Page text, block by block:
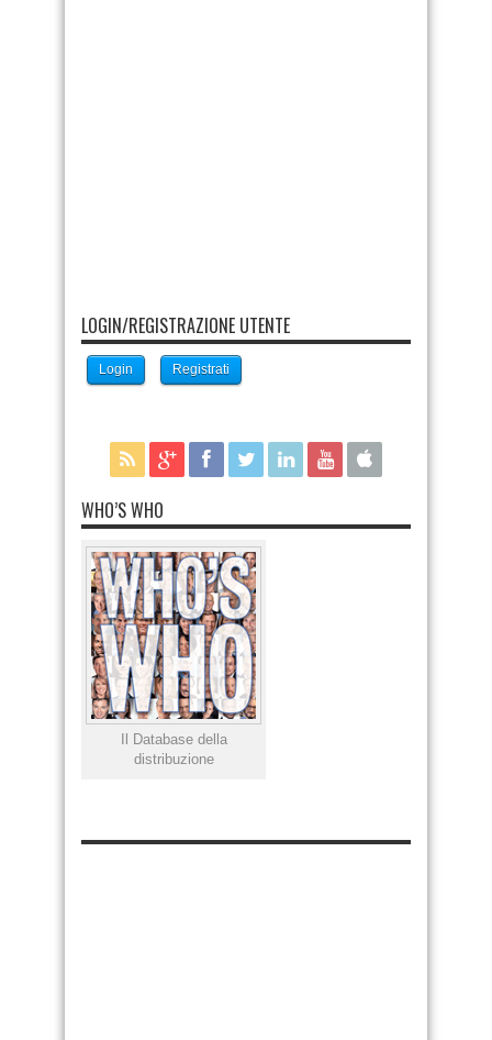
LOGIN/REGISTRAZIONE UTENTE
Login Registrati
WHO’S WHO
Il Database della
distribuzione